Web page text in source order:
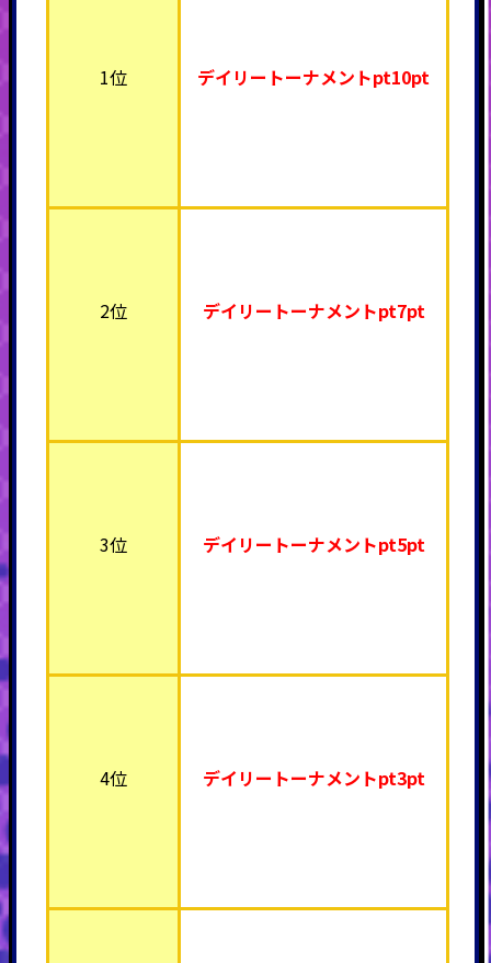
1位 デイリートーナメントpt10pt
2位 デイリートーナメントpt7pt
3位 デイリートーナメントpt5pt
4位 デイリートーナメントpt3pt